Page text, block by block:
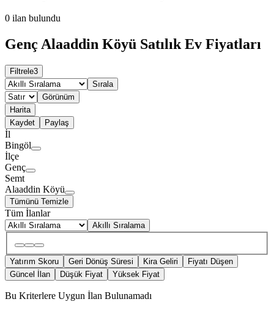
0 ilan bulundu
Genç Alaaddin Köyü Satılık Ev Fiyatları
Filtrele3
Sırala
Görünüm
Harita
Kaydet
Paylaş
İl
Bingöl
İlçe
Genç
Semt
Alaaddin Köyü
Tümünü Temizle
Tüm İlanlar
Akıllı Sıralama
Yatırım Skoru Geri Dönüş Süresi Kira Geliri
Fiyatı Düşen
Güncel İlan
Düşük Fiyat Yüksek Fiyat
Bu Kriterlere Uygun İlan Bulunamadı